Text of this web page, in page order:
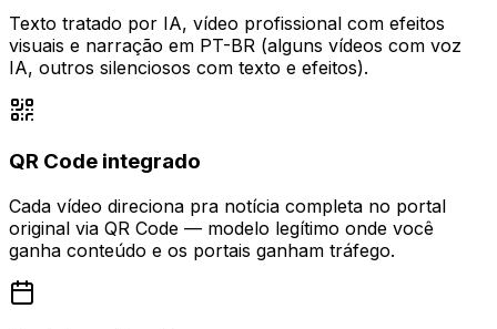
Texto tratado por IA, vídeo profissional com efeitos
visuais e narração em PT-BR (alguns vídeos com voz
IA, outros silenciosos com texto e efeitos).
QR Code integrado
Cada vídeo direciona pra notícia completa no portal
original via QR Code — modelo legítimo onde você
ganha conteúdo e os portais ganham tráfego.